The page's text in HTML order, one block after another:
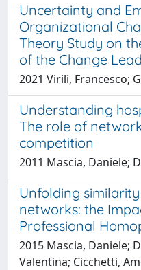
Uncertainty and
Organizational
Theory Study on
of the Change
2021 Virili, Francesco;
Understanding
The role of
competition
2011 Mascia, Daniele;
Unfolding
networks: the
Professional
2015 Mascia, Daniele;
Valentina; Cicchetti,